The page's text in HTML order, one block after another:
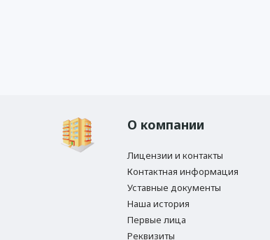
О компании
Лицензии и контакты
Контактная информация
Уставные документы
Наша история
Первые лица
Реквизиты